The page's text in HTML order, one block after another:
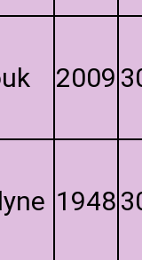
2009
1948